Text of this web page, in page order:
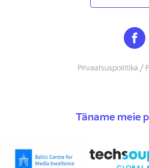
Privaatsuspoliitika /
Täname meie